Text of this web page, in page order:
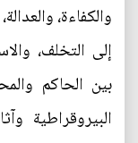
والكفاءة،
إلى التخلف،
بين الحاكم
البيروقراطية